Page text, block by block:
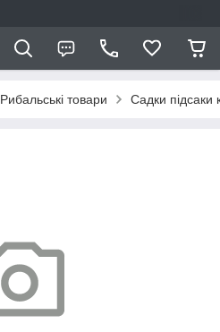
Рибальські товари Садки підсаки